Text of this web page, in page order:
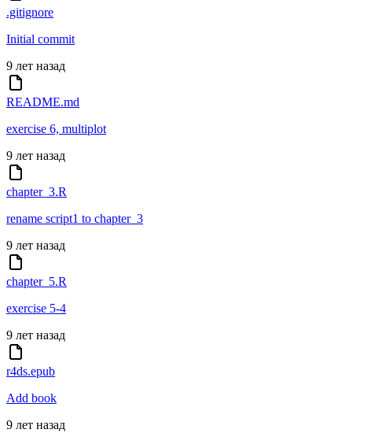
.gitignore
Initial commit
9 лет назад
README.md
exercise 6, multiplot
9 лет назад
chapter_3.R
rename script1 to chapter_3
9 лет назад
chapter_5.R
exercise 5-4
9 лет назад
r4ds.epub
Add book
9 лет назад